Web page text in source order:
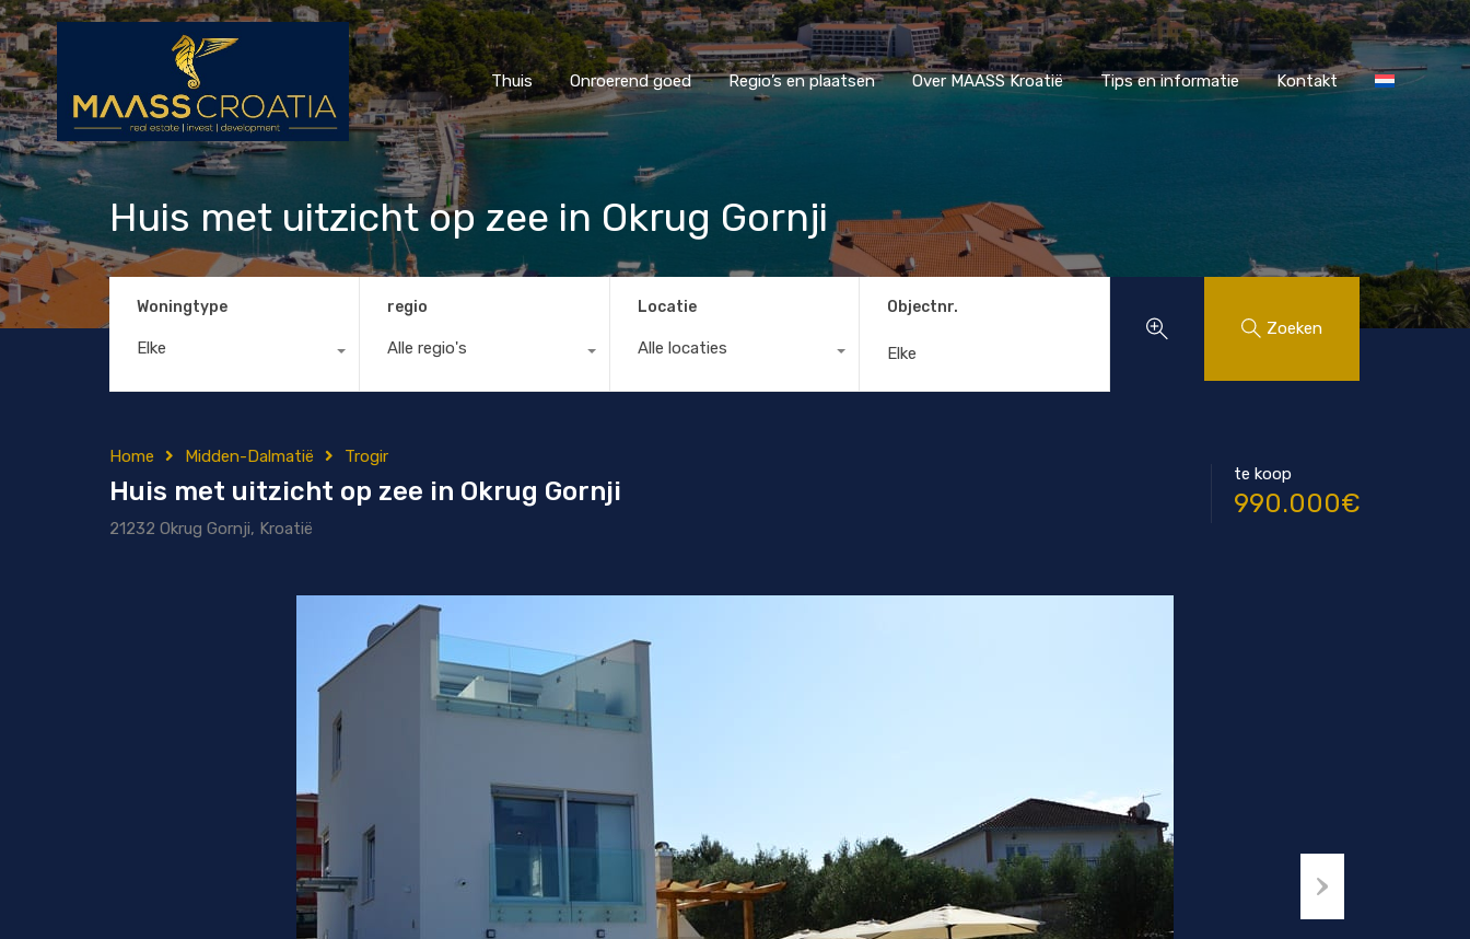
Thuis Onroerend goed Regio’s en plaatsen Over MAASS Kroatië Tips en informatie Kontakt
Thuis Onroerend goed Regio’s en plaatsen Over MAASS Kroatië Tips en informatie Kontakt
Huis met uitzicht op zee in Okrug Gornji
Woningtype
Elke
regio
Alle regio's
Locatie
Alle locaties
Objectnr.
Zoeken
Home Midden-Dalmatië Trogir
Huis met uitzicht op zee in Okrug Gornji
21232 Okrug Gornji, Kroatië
te koop
990.000€